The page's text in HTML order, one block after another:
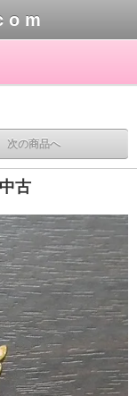
o m
次の商品へ
古